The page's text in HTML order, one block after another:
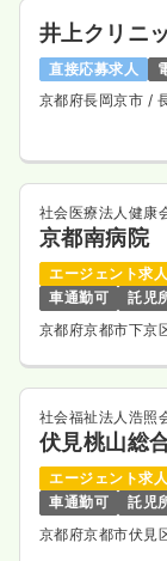
井上クリニ
直接応募求人
京都府長岡京市 /
社会医療法人健康
京都南病院
エージェント求人
車通勤可
託児
京都府京都市下京
社会福祉法人浩照
伏見桃山総
エージェント求人
車通勤可
託児
京都府京都市伏見